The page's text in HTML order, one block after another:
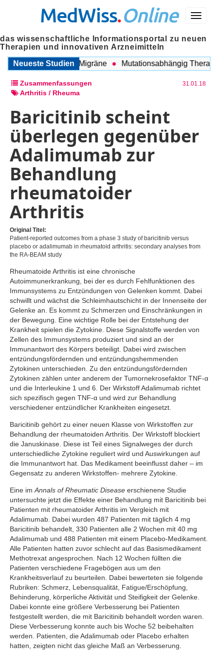
Menü
MedWiss.Online
das wissenschaftliche Informationsportal zu neuen
Therapien und innovativen Arzneimitteln
Neueste Studien
COPD und Migräne Mutationsabhängig Therapie
Zusammenfassungen 31.01.18
Arthritis / Rheuma
Baricitinib scheint
überlegen gegenüber
Adalimumab zur
Behandlung
rheumatoider
Arthritis
Original Titel:
Patient-reported outcomes from a phase 3 study of baricitinib versus
placebo or adalimumab in rheumatoid arthritis: secondary analyses from
the RA-BEAM study
Rheumatoide Arthritis ist eine chronische
Autoimmunerkrankung, bei der es durch Fehlfunktionen des
Immunsystems zu Entzündungen von Gelenken kommt. Dabei
schwillt und wächst die Schleimhautschicht in der Innenseite der
Gelenke an. Es kommt zu Schmerzen und Einschränkungen in
der Bewegung. Eine wichtige Rolle bei der Entstehung der
Krankheit spielen die Zytokine. Diese Signalstoffe werden von
Zellen des Immunsystems produziert und sind an der
Immunantwort des Körpers beteiligt. Dabei wird zwischen
entzündungsfördernden und entzündungshemmenden
Zytokinen unterschieden. Zu den entzündungsfördernden
Zytokinen zählen unter anderem der Tumornekrosefaktor TNF-α
und die Interleukine 1 und 6. Der Wirkstoff Adalimumab richtet
sich spezifisch gegen TNF-α und wird zur Behandlung
verschiedener entzündlicher Krankheiten eingesetzt.
Baricitinib gehört zu einer neuen Klasse von Wirkstoffen zur
Behandlung der rheumatoiden Arthritis. Der Wirkstoff blockiert
die Januskinase. Diese ist Teil eines Signalweges der durch
unterschiedliche Zytokine reguliert wird und Auswirkungen auf
die Immunantwort hat. Das Medikament beeinflusst daher – im
Gegensatz zu anderen Wirkstoffen- mehrere Zytokine.
Eine im Annals of Rheumatic Disease erschienene Studie
untersuchte jetzt die Effekte einer Behandlung mit Baricitinib bei
Patienten mit rheumatoider Arthritis im Vergleich mit
Adalimumab. Dabei wurden 487 Patienten mit täglich 4 mg
Baricitinib behandelt, 330 Patienten alle 2 Wochen mit 40 mg
Adalimumab und 488 Patienten mit einem Placebo-Medikament.
Alle Patienten hatten zuvor schlecht auf das Basismedikament
Methotrexat angesprochen. Nach 12 Wochen füllten die
Patienten verschiedene Fragebögen aus um den
Krankheitsverlauf zu beurteilen. Dabei bewerteten sie folgende
Rubriken: Schmerz, Lebensqualität, Fatigue/Erschöpfung,
Behinderung, körperliche Aktivität und Steifigkeit der Gelenke.
Dabei konnte eine größere Verbesserung bei Patienten
festgestellt werden, die mit Baricitinib behandelt worden waren.
Diese Verbesserung konnte auch bis Woche 52 beibehalten
werden. Patienten, die Adalimumab oder Placebo erhalten
hatten, zeigten nicht das gleiche Maß an Verbesserung.